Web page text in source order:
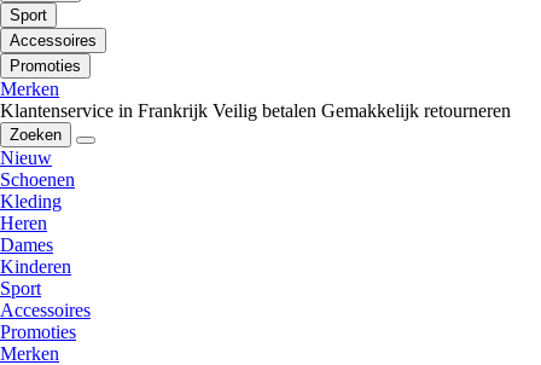
Sport
Accessoires
Promoties
Merken
Klantenservice in Frankrijk Veilig betalen Gemakkelijk retourneren
Zoeken
Nieuw
Schoenen
Kleding
Heren
Dames
Kinderen
Sport
Accessoires
Promoties
Merken